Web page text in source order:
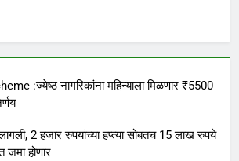
:ज्येष्ठ नागरिकांना महिन्याला मिळणार ₹5500
2 हजार रुपयांच्या हप्त्या सोबतच 15 लाख रुपये
जमा होणार